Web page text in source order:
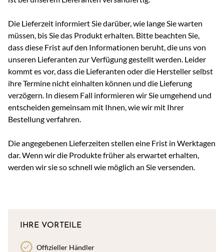
Die Lieferzeit informiert Sie darüber, wie lange Sie warten
müssen, bis Sie das Produkt erhalten. Bitte beachten Sie,
dass diese Frist auf den Informationen beruht, die uns von
unseren Lieferanten zur Verfügung gestellt werden. Leider
kommt es vor, dass die Lieferanten oder die Hersteller selbst
ihre Termine nicht einhalten können und die Lieferung
verzögern. In diesem Fall informieren wir Sie umgehend und
entscheiden gemeinsam mit Ihnen, wie wir mit Ihrer
Bestellung verfahren.
Die angegebenen Lieferzeiten stellen eine Frist in Werktagen
dar. Wenn wir die Produkte früher als erwartet erhalten,
werden wir sie so schnell wie möglich an Sie versenden.
IHRE VORTEILE
Offizieller Händler